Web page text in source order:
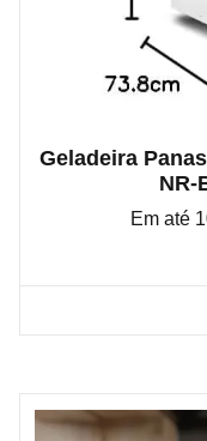
Geladeira
NR-
Em até